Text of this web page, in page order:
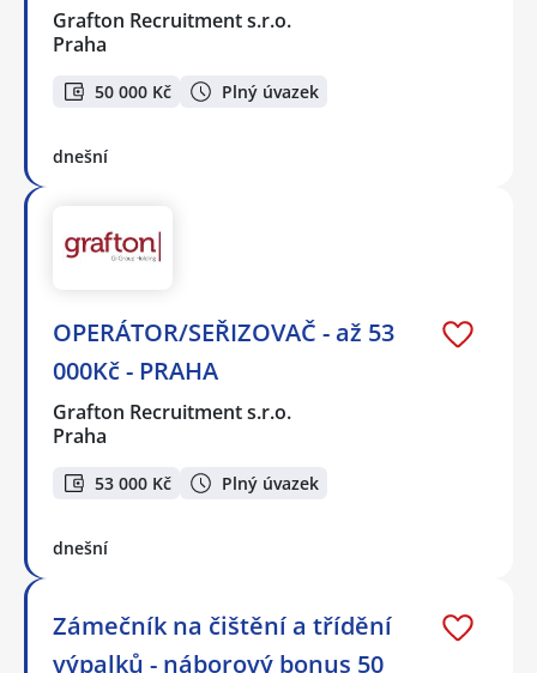
Grafton Recruitment s.r.o.
Praha
50 000 Kč Plný úvazek
dnešní
OPERÁTOR/SEŘIZOVAČ - až 53
000Kč - PRAHA
Grafton Recruitment s.r.o.
Praha
53 000 Kč Plný úvazek
dnešní
Zámečník na čištění a třídění
výpalků - náborový bonus 50